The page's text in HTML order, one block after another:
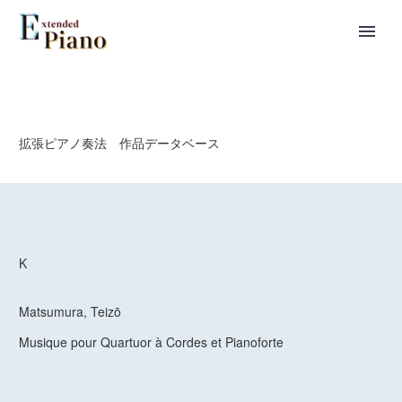
拡張ピアノ奏法 作品データベース
K
Matsumura, Teizō
Musique pour Quartuor à Cordes et Pianoforte